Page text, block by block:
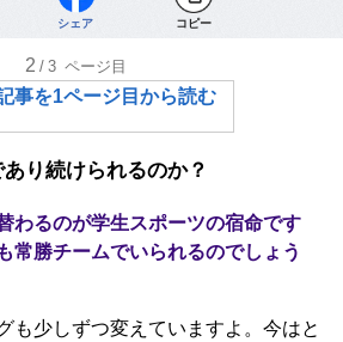
シェア コピー
2 /3 ページ目
事を1ページ目から読む
り続けられるのか？
るのが学生スポーツの宿命です
常勝チームでいられるのでしょう
少しずつ変えていますよ。今はと